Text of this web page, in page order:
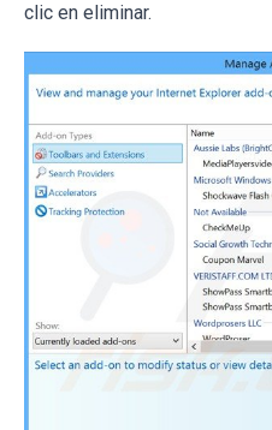
clic en eliminar.